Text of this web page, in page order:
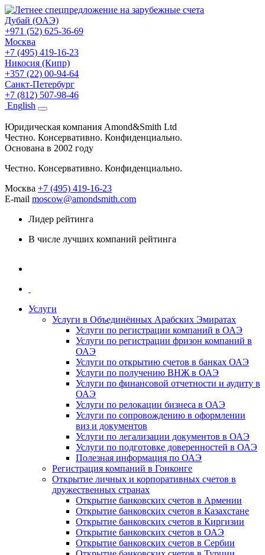
Дубай (ОАЭ)
+971 (52) 625-36-69
Москва
+7 (495) 419-16-23
Никосия (Кипр)
+357 (22) 00-94-64
Санкт-Петербург
+7 (812) 507-98-46
English
Юридическая компания Amond&Smith Ltd
Честно. Консервативно. Конфиденциально.
Основана в 2002 году
Честно. Консервативно. Конфиденциально.
Москва +7 (495) 419-16-23
E-mail moscow@amondsmith.com
Лидер рейтинга
В числе лучших компаний рейтинга
Услуги
Услуги в Объединённых Арабских Эмиратах
Услуги по регистрации компаний в ОАЭ
Услуги по регистрации фризон компаний в
ОАЭ
Услуги по открытию счетов в банках ОАЭ
Услуги по получению ВНЖ в ОАЭ
Услуги по финансовой отчетности и аудиту в
ОАЭ
Услуги по релокации бизнеса в ОАЭ
Услуги по сопровождению в оформлении
виз и документов
Услуги по легализации документов в ОАЭ
Услуги по подготовке доверенностей в ОАЭ
Полезная информация по ОАЭ
Регистрация компаний в Гонконге
Открытие личных и корпоративных счетов в
дружественных странах
Открытие банковских счетов в Армении
Открытие банковских счетов в Казахстане
Открытие банковских счетов в Киргизии
Открытие банковских счетов в ОАЭ
Открытие банковских счетов в Сербии